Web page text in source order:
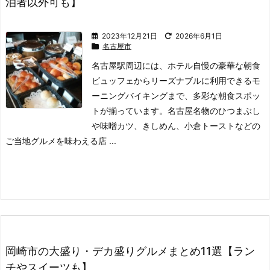
2023年12月21日
2026年6月1日
名古屋市
名古屋駅周辺には、ホテル自慢の豪華な朝食
ビュッフェからリーズナブルに利用できるモ
ーニングバイキングまで、多彩な朝食スポッ
トが揃っています。 名古屋名物のひつまぶし
や味噌カツ、きしめん、小倉トーストなどの
ご当地グルメを味わえる店 ...
岡崎市の大盛り・デカ盛りグルメまとめ11選【ラン
チやスイーツも】